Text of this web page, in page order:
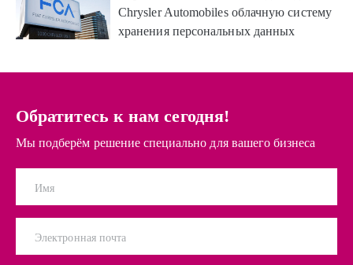
Chrysler Automobiles облачную систему
хранения персональных данных
Обратитесь к нам сегодня!
Мы подберём решение специально для вашего бизнеса
Имя
Электронная почта